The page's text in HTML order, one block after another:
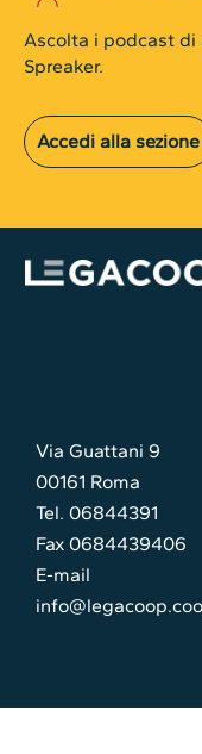
Ascolta i podcast
Spreaker.
Accedi alla sezione
Via Guattani 9
00161 Roma
Tel. 06844391
Fax 0684439406
E-mail